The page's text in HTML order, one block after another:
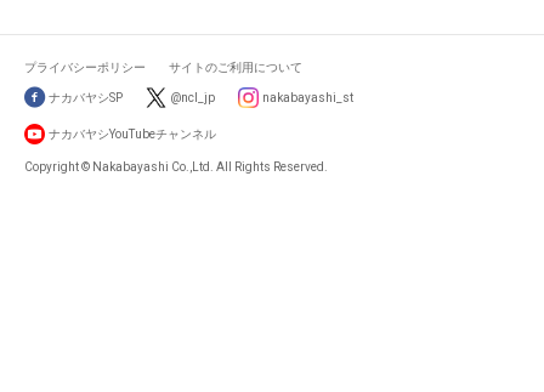
プライバシーポリシー サイトのご利用について
ナカバヤシSP @ncl_jp nakabayashi_st
ナカバヤシYouTubeチャンネル
Copyright © Nakabayashi Co.,Ltd. All Rights Reserved.